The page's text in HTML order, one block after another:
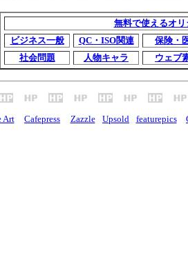
無料で使えるオ
ビジネス一般
QC・ISO関連
保険・
社会問題
人物キャラ ウェブ
Art Cafepress Zazzle Upsold featurepics